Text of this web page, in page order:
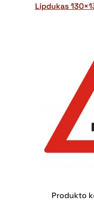
Lipdukas
Produkto